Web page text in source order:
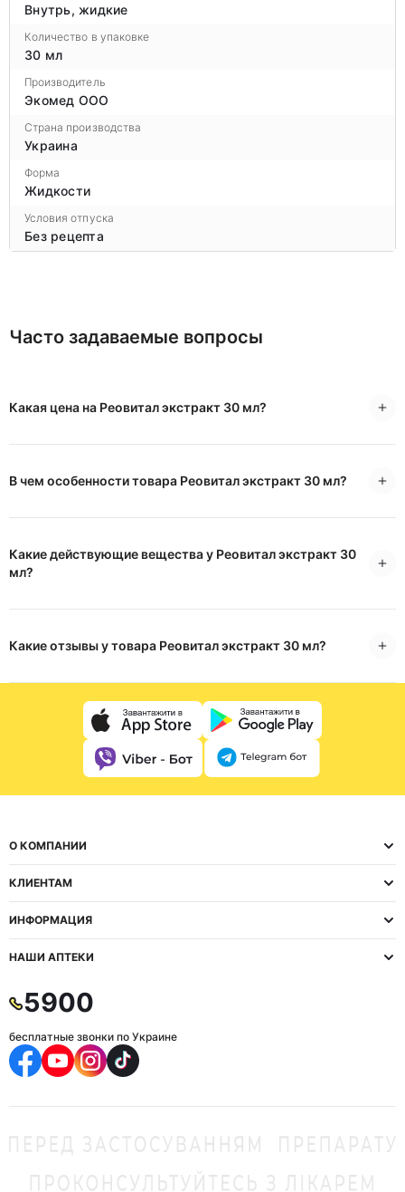
Внутрь, жидкие
Количество в упаковке
30 мл
Производитель
Экомед ООО
Страна производства
Украина
Форма
Жидкости
Условия отпуска
Без рецепта
Часто задаваемые вопросы
Какая цена на Реовитал экстракт 30 мл?
В чем особенности товара Реовитал экстракт 30 мл?
Какие действующие вещества у Реовитал экстракт 30
мл?
Какие отзывы у товара Реовитал экстракт 30 мл?
О КОМПАНИИ
КЛИЕНТАМ
ИНФОРМАЦИЯ
НАШИ АПТЕКИ
5900
бесплатные звонки по Украине